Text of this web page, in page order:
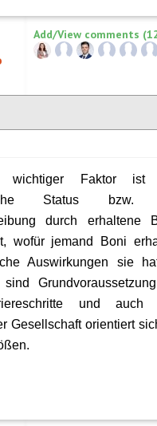
Add/View comments
wichtiger Faktor ist
Status bzw.
durch erhaltene
wofür jemand Boni
Auswirkungen sie
und auch
Gesellschaft orientiert